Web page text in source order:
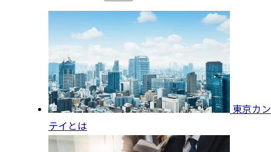
東京カン
テイとは